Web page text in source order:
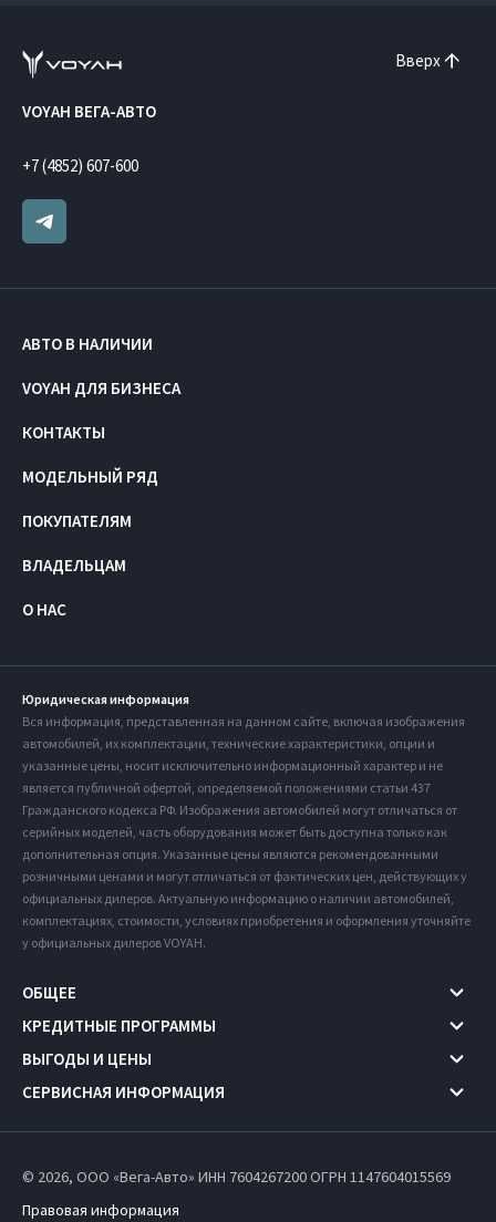
Вверх
VOYAH ВЕГА-АВТО
+7 (4852) 607-600
АВТО В НАЛИЧИИ
VOYAH ДЛЯ БИЗНЕСА
КОНТАКТЫ
МОДЕЛЬНЫЙ РЯД
ПОКУПАТЕЛЯМ
ВЛАДЕЛЬЦАМ
О НАС
Юридическая информация
Вся информация, представленная на данном сайте, включая изображения
автомобилей, их комплектации, технические характеристики, опции и
указанные цены, носит исключительно информационный характер и не
является публичной офертой, определяемой положениями статьи 437
Гражданского кодекса РФ. Изображения автомобилей могут отличаться от
серийных моделей, часть оборудования может быть доступна только как
дополнительная опция. Указанные цены являются рекомендованными
розничными ценами и могут отличаться от фактических цен, действующих у
официальных дилеров. Актуальную информацию о наличии автомобилей,
комплектациях, стоимости, условиях приобретения и оформления уточняйте
у официальных дилеров VOYAH.
ОБЩЕЕ
КРЕДИТНЫЕ ПРОГРАММЫ
ВЫГОДЫ И ЦЕНЫ
СЕРВИСНАЯ ИНФОРМАЦИЯ
© 2026, ООО «Вега-Авто» ИНН 7604267200ОГРН 1147604015569
Правовая информация